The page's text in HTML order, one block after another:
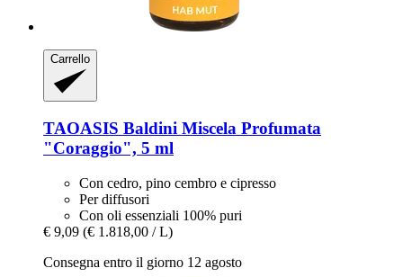
Carrello
TAOASIS Baldini Miscela Profumata
"Coraggio", 5 ml
Con cedro, pino cembro e cipresso
Per diffusori
Con oli essenziali 100% puri
€ 9,09 (€ 1.818,00 / L)
Consegna entro il giorno 12 agosto